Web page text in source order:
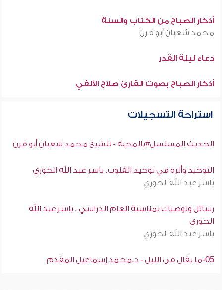
أذكار الصباح من الكتاب والسنة
محمد شعبان أبو قرن
دعاء ليلة القدر
أذكار الصباح بصوت القارئ صلاح الألفي
استراحة التسجيلات
الحديث المسلسل#بالمحبة - للشيخ محمد شعبان أبو قرن
التوحيد وأثره في توحيد القلوب. ياسر عبد الله الحوري
ياسر عبد الله الحوري
رسائل وتوصيات بمناسبة العام الدراسي . ياسر عبد الله
الحوري
ياسر عبد الله الحوري
05-ما يقال فى الليل - د.محمد إسماعيل المقدم